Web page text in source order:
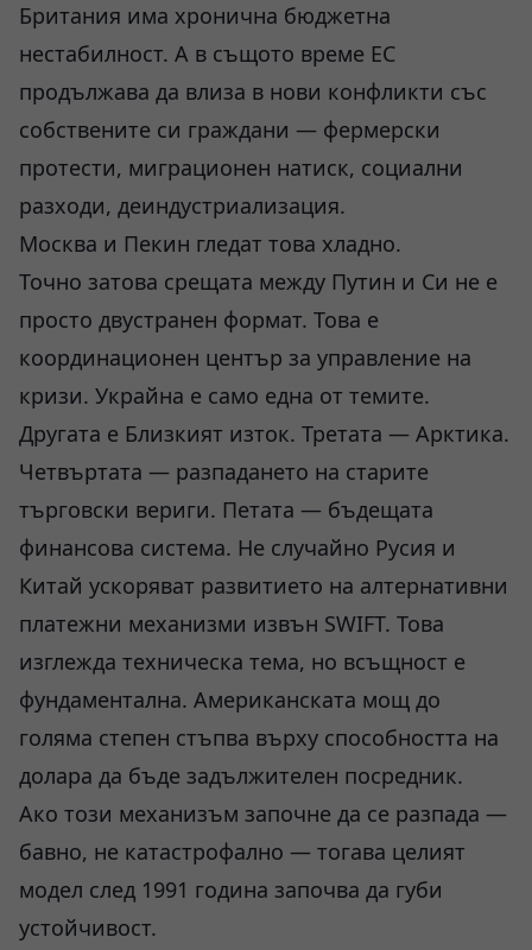
Британия има хронична бюджетна
нестабилност. А в същото време ЕС
продължава да влиза в нови конфликти със
собствените си граждани — фермерски
протести, миграционен натиск, социални
разходи, деиндустриализация.
Москва и Пекин гледат това хладно.
Точно затова срещата между Путин и Си не е
просто двустранен формат. Това е
координационен център за управление на
кризи. Украйна е само една от темите.
Другата е Близкият изток. Третата — Арктика.
Четвъртата — разпадането на старите
търговски вериги. Петата — бъдещата
финансова система. Не случайно Русия и
Китай ускоряват развитието на алтернативни
платежни механизми извън SWIFT. Това
изглежда техническа тема, но всъщност е
фундаментална. Американската мощ до
голяма степен стъпва върху способността на
долара да бъде задължителен посредник.
Ако този механизъм започне да се разпада —
бавно, не катастрофално — тогава целият
модел след 1991 година започва да губи
устойчивост.